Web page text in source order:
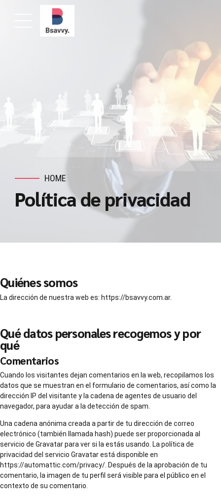
HOME
Política de privacidad
Quiénes somos
La dirección de nuestra web es: https://bsavvy.com.ar.
Qué datos personales recogemos y por
qué
Comentarios
Cuando los visitantes dejan comentarios en la web, recopilamos los
datos que se muestran en el formulario de comentarios, así como la
dirección IP del visitante y la cadena de agentes de usuario del
navegador, para ayudar a la detección de spam.
Una cadena anónima creada a partir de tu dirección de correo
electrónico (también llamada hash) puede ser proporcionada al
servicio de Gravatar para ver si la estás usando. La política de
privacidad del servicio Gravatar está disponible en
https://automattic.com/privacy/. Después de la aprobación de tu
comentario, la imagen de tu perfil será visible para el público en el
contexto de su comentario.